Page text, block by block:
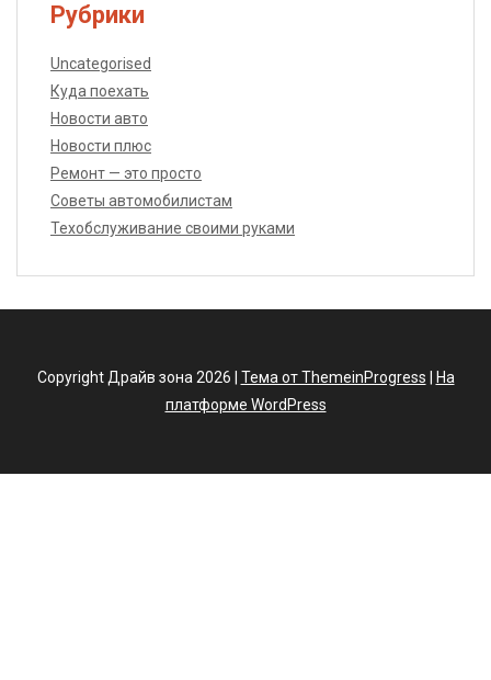
Рубрики
Uncategorised
Куда поехать
Новости авто
Новости плюс
Ремонт — это просто
Советы автомобилистам
Техобслуживание своими руками
Copyright Драйв зона 2026 | Тема от ThemeinProgress
На
платформе WordPress